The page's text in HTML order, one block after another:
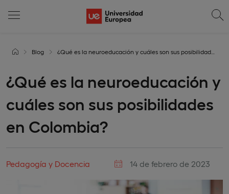
Blog ¿Qué es la neuroeducación y cuáles son sus posibilidades en Colombia?
¿Qué es la neuroeducación y
cuáles son sus posibilidades
en Colombia?
Pedagogía y Docencia 14 de febrero de 2023